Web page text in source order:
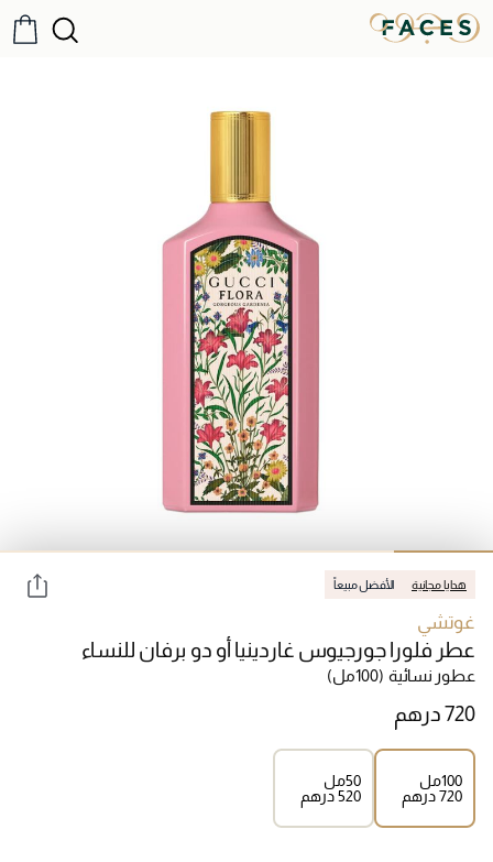
هدايا مجانية الأفضل مبيعاً
غوتشي
عطر فلورا جورجيوس غاردينيا أو دو برفان للنساء
عطور نسائية (100مل)
100مل
⁦720⁩ درهم
50مل
⁦520⁩ درهم